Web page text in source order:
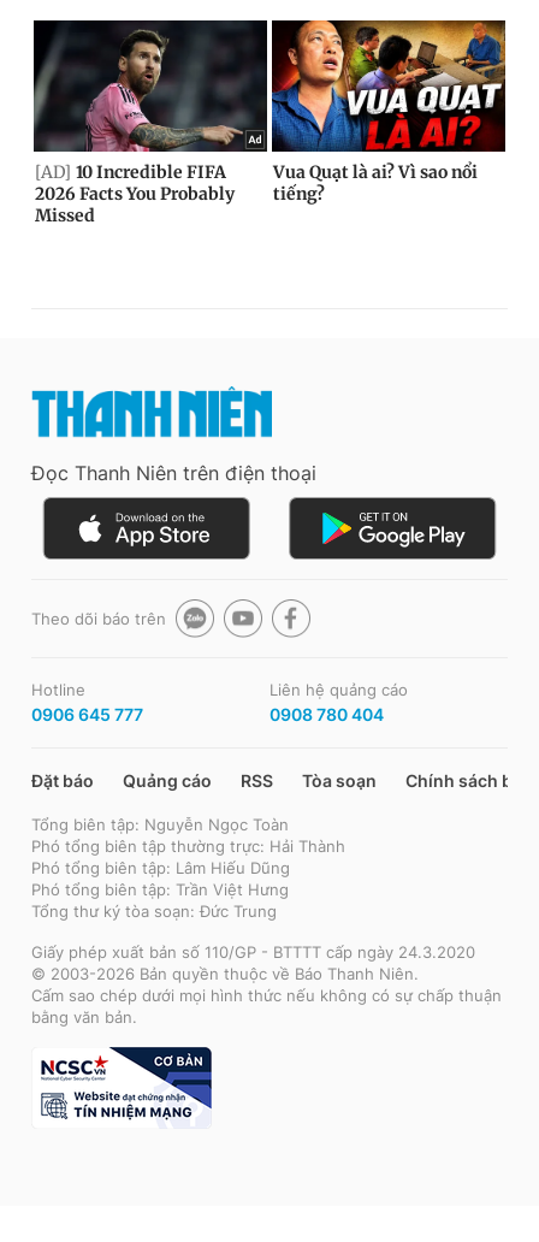
Đọc Thanh Niên trên điện thoại
Theo dõi báo trên
Hotline
0906 645 777
Liên hệ quảng cáo
0908 780 404
Đặt báo Quảng cáo RSS Tòa soạn Chính sách bảo
Tổng biên tập: Nguyễn Ngọc Toàn
Phó tổng biên tập thường trực: Hải Thành
Phó tổng biên tập: Lâm Hiếu Dũng
Phó tổng biên tập: Trần Việt Hưng
Tổng thư ký tòa soạn: Đức Trung
Giấy phép xuất bản số 110/GP - BTTTT cấp ngày 24.3.2020
© 2003-2026 Bản quyền thuộc về Báo Thanh Niên.
Cấm sao chép dưới mọi hình thức nếu không có sự chấp thuận
bằng văn bản.